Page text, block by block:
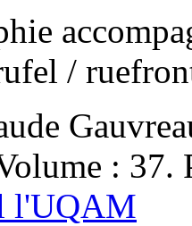
/
: 37.
l'UQAM